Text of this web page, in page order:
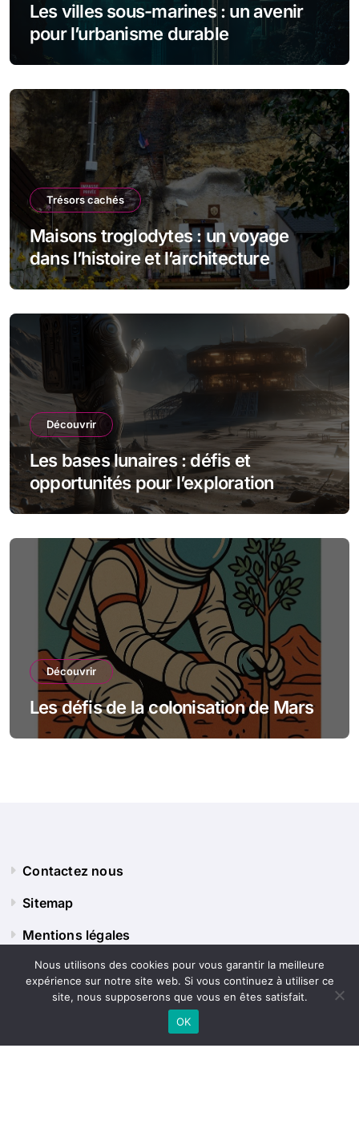
Les villes sous-marines : un avenir
pour l’urbanisme durable
Trésors cachés
Maisons troglodytes : un voyage
dans l’histoire et l’architecture
souterraine
Découvrir
Les bases lunaires : défis et
opportunités pour l’exploration
spatiale
Découvrir
Les défis de la colonisation de Mars
Contactez nous
Sitemap
Mentions légales
Panorama Terre
Nous utilisons des cookies pour vous garantir la meilleure
expérience sur notre site web. Si vous continuez à utiliser ce
site, nous supposerons que vous en êtes satisfait.
OK